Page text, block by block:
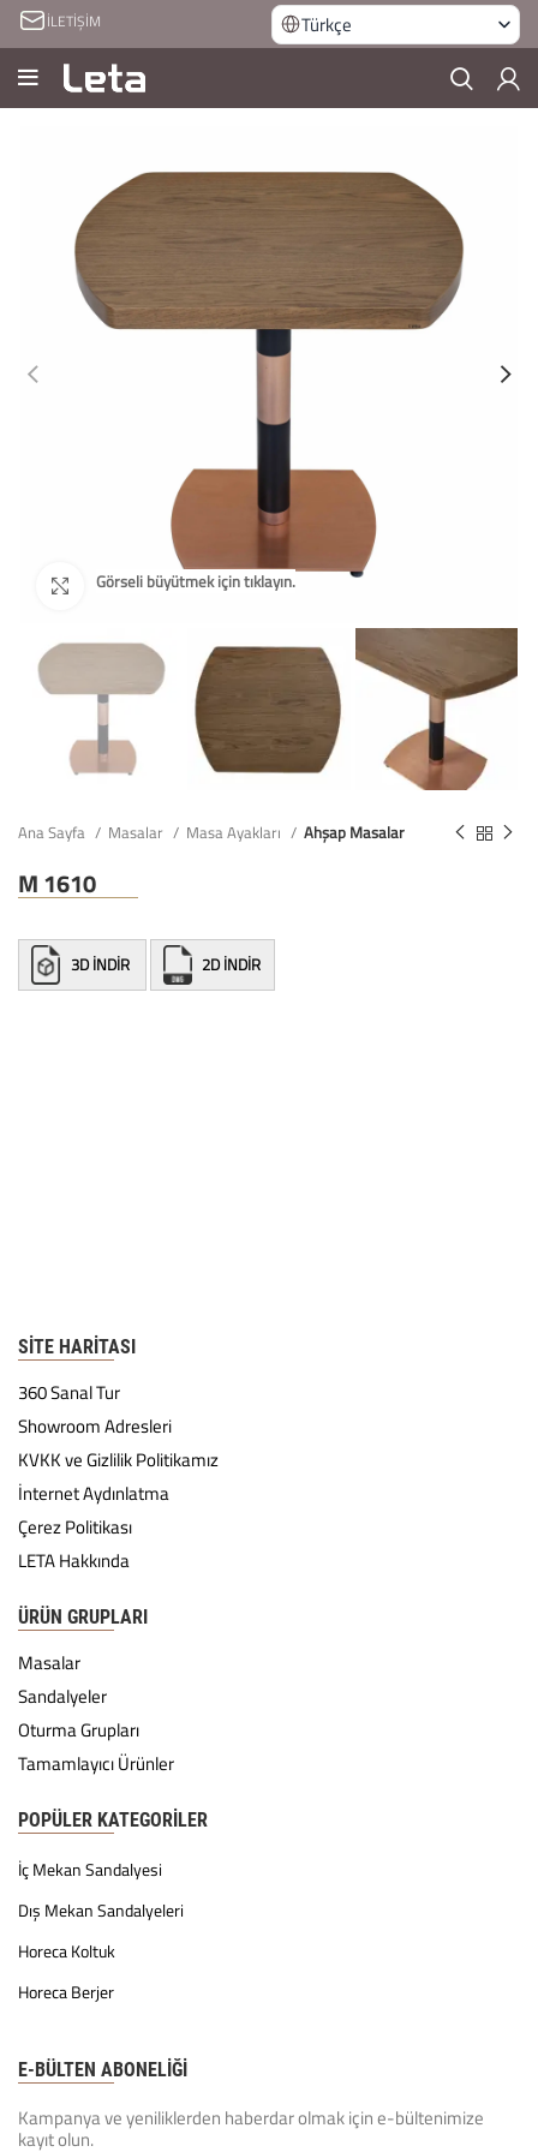
İLETİŞİM Türkçe
Ana Sayfa Masalar Masa Ayakları Ahşap Masalar
M 1610
3D İNDİR 2D İNDİR
SITE HARITASI
360 Sanal Tur
Showroom Adresleri
KVKK ve Gizlilik Politikamız
İnternet Aydınlatma
Çerez Politikası
LETA Hakkında
ÜRÜN GRUPLARI
Masalar
Sandalyeler
Oturma Grupları
Tamamlayıcı Ürünler
POPÜLER KATEGORILER
İç Mekan Sandalyesi
Dış Mekan Sandalyeleri
Horeca Koltuk
Horeca Berjer
E-BÜLTEN ABONELİĞİ
Kampanya ve yeniliklerden haberdar olmak için e-bültenimize
kayıt olun.